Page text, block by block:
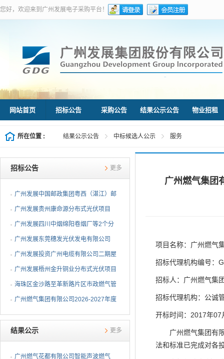
您好，欢迎来到广州发展电子采购平台！
网站首页 招标公告 采购公告 结果公示公告 物业招租
所在位置 : 结果公示公告 中标候选人公示 服务
广州燃气集团
项目名称：广州燃气
招标代理机构编号：
招标人：广州燃气集
招标代理机构：公诚
开标时间： 2017年07
广州燃气集团有
法和标准已完成对各
招标公告 更多
广州发展中国邮政集团粤西（湛江）邮
件处理中心等3个分布...
广州发展贵州康命源分布式光伏项目
EPC总承包（第二次招标...
广州发展四川中烟绵阳卷烟厂等2个分
布式光伏项目EPC总承包...
广州发展东莞穗发光伏发电有限公司
（广州港新沙港务有限公...
广州发展投资广州电缆有限公司二期屋
顶分布式光伏项目EPC...
广州发展梧州金升铜业分布式光伏项目
EPC总承包招标公告
海珠区金沙路至革新路片区市政燃气管
网更新工程招标公告
广州燃气集团有限公司2026-2027年度
燃气用埋地聚乙烯（PE1...
结果公示 更多
广州燃气花都有限公司智能声波燃气